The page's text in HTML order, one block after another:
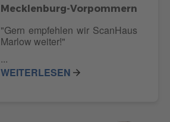
Mecklenburg-Vorpommern
"Gern empfehlen wir ScanHaus
Marlow weiter!"
...
WEITERLESEN